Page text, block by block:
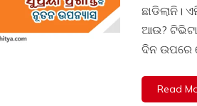
ଛାଡିଲାନି।
ଆଉ?
ଦିନ ଉପରେ
Read